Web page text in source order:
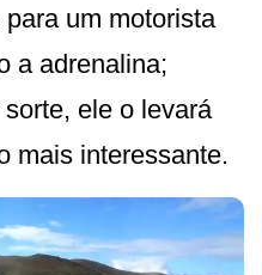
um motorista
a adrenalina;
ele o levará
mais interessante.